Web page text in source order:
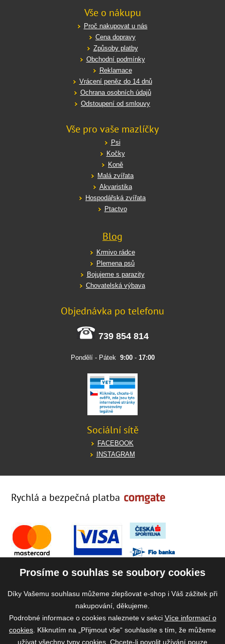
Vše o nákupu
Proč nakupovat u nás
Cena dopravy
Způsoby platby
Obchodní podmínky
Reklamace
Vrácení peněz do 14 dnů
Ochrana osobních údajů
Odstoupení od smlouvy
Vše pro vaše mazlíčky
Psi
Kočky
Koně
Malá zvířata
Akvaristika
Hospodářská zvířata
Ptactvo
Blog
Krmivo rádce
Plemena psů
Bojujeme s parazity
Chovatelská výbava
Objednávka po telefonu
739 854 814
Pondělí - Pátek 9:00- 17:00
Sociální sítě
FACEBOOK
INSTAGRAM
Rychlá a bezpečná platba
Prosíme o souhlas se soubory cookies
Díky Vašemu souhlasu můžeme zlepšovat e-shop i Váš zážitek při
nakupování, děkujeme.
Podrobné informace o cookies naleznete v sekci Více informací o
cookies . Kliknutím na „Přijmout vše“ souhlasíte s tím, že můžeme
užívat všechny typy cookies. Chcete-li povolit užívání pouze